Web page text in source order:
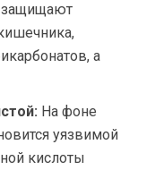
защищают
а
На фоне
уязвимой
кислоты